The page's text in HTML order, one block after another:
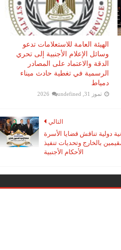
الهيئة العامة للاستعلامات تدعو
وسائل الإعلام الأجنبية إلى تحري
الدقة والاعتماد على المصادر
الرسمية في تغطية حادث ميناء
دمياط
تموز 31, 2026 undefined
التالي
دولية تناقش قضايا الأسرة
بالخارج وتحديات تنفيذ
الأحكام الأجنبية